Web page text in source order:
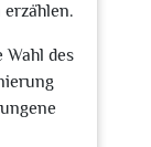
des